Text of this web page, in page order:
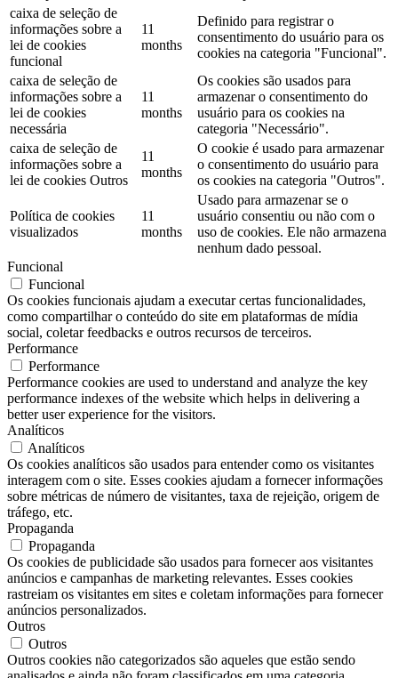
caixa de seleção de
informações sobre a
lei de cookies
funcional
11
months
Definido para registrar o
consentimento do usuário para os
cookies na categoria "Funcional".
caixa de seleção de
informações sobre a
lei de cookies
necessária
11
months
Os cookies são usados ​​para
armazenar o consentimento do
usuário para os cookies na
categoria "Necessário".
caixa de seleção de
informações sobre a
lei de cookies Outros
11
months
O cookie é usado para armazenar
o consentimento do usuário para
os cookies na categoria "Outros".
Política de cookies
visualizados
11
months
Usado para armazenar se o
usuário consentiu ou não com o
uso de cookies. Ele não armazena
nenhum dado pessoal.
Funcional
Funcional
Os cookies funcionais ajudam a executar certas funcionalidades,
como compartilhar o conteúdo do site em plataformas de mídia
social, coletar feedbacks e outros recursos de terceiros.
Performance
Performance
Performance cookies are used to understand and analyze the key
performance indexes of the website which helps in delivering a
better user experience for the visitors.
Analíticos
Analíticos
Os cookies analíticos são usados ​​para entender como os visitantes
interagem com o site. Esses cookies ajudam a fornecer informações
sobre métricas de número de visitantes, taxa de rejeição, origem de
tráfego, etc.
Propaganda
Propaganda
Os cookies de publicidade são usados ​​para fornecer aos visitantes
anúncios e campanhas de marketing relevantes. Esses cookies
rastreiam os visitantes em sites e coletam informações para fornecer
anúncios personalizados.
Outros
Outros
Outros cookies não categorizados são aqueles que estão sendo